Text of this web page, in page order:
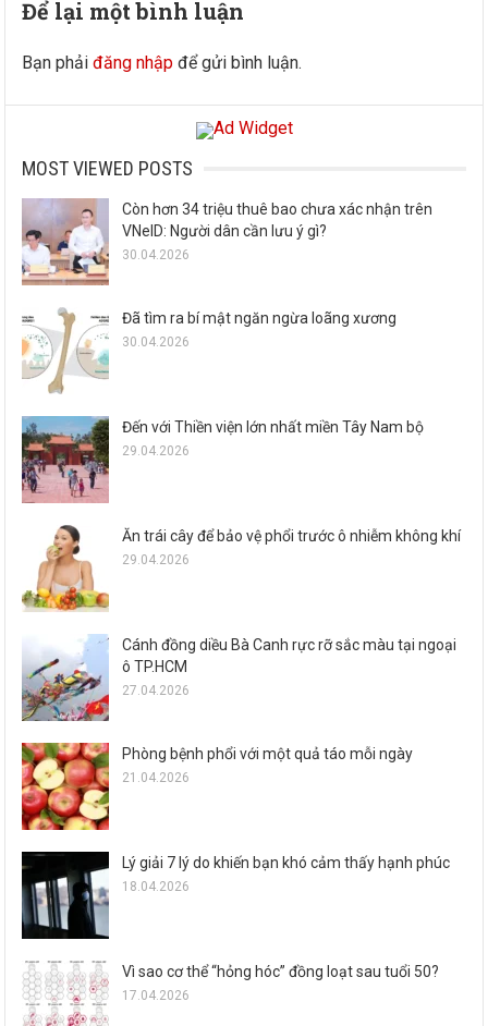
Để lại một bình luận
Bạn phảiđăng nhập để gửi bình luận.
MOST VIEWED POSTS
Còn hơn 34 triệu thuê bao chưa xác nhận trên
VNeID: Người dân cần lưu ý gì?
30.04.2026
Đã tìm ra bí mật ngăn ngừa loãng xương
30.04.2026
Đến với Thiền viện lớn nhất miền Tây Nam bộ
29.04.2026
Ăn trái cây để bảo vệ phổi trước ô nhiễm không khí
29.04.2026
Cánh đồng diều Bà Canh rực rỡ sắc màu tại ngoại
ô TP.HCM
27.04.2026
Phòng bệnh phổi với một quả táo mỗi ngày
21.04.2026
Lý giải 7 lý do khiến bạn khó cảm thấy hạnh phúc
18.04.2026
Vì sao cơ thể “hỏng hóc” đồng loạt sau tuổi 50?
17.04.2026